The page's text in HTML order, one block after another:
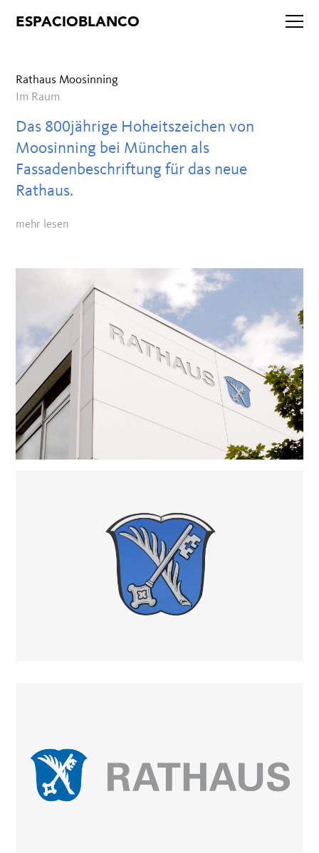
Rathaus Moosinning
Im Raum
Das 800jährige Hoheitszeichen von
Moosinning bei München als
Fassadenbeschriftung für das neue
Rathaus.
mehr lesen